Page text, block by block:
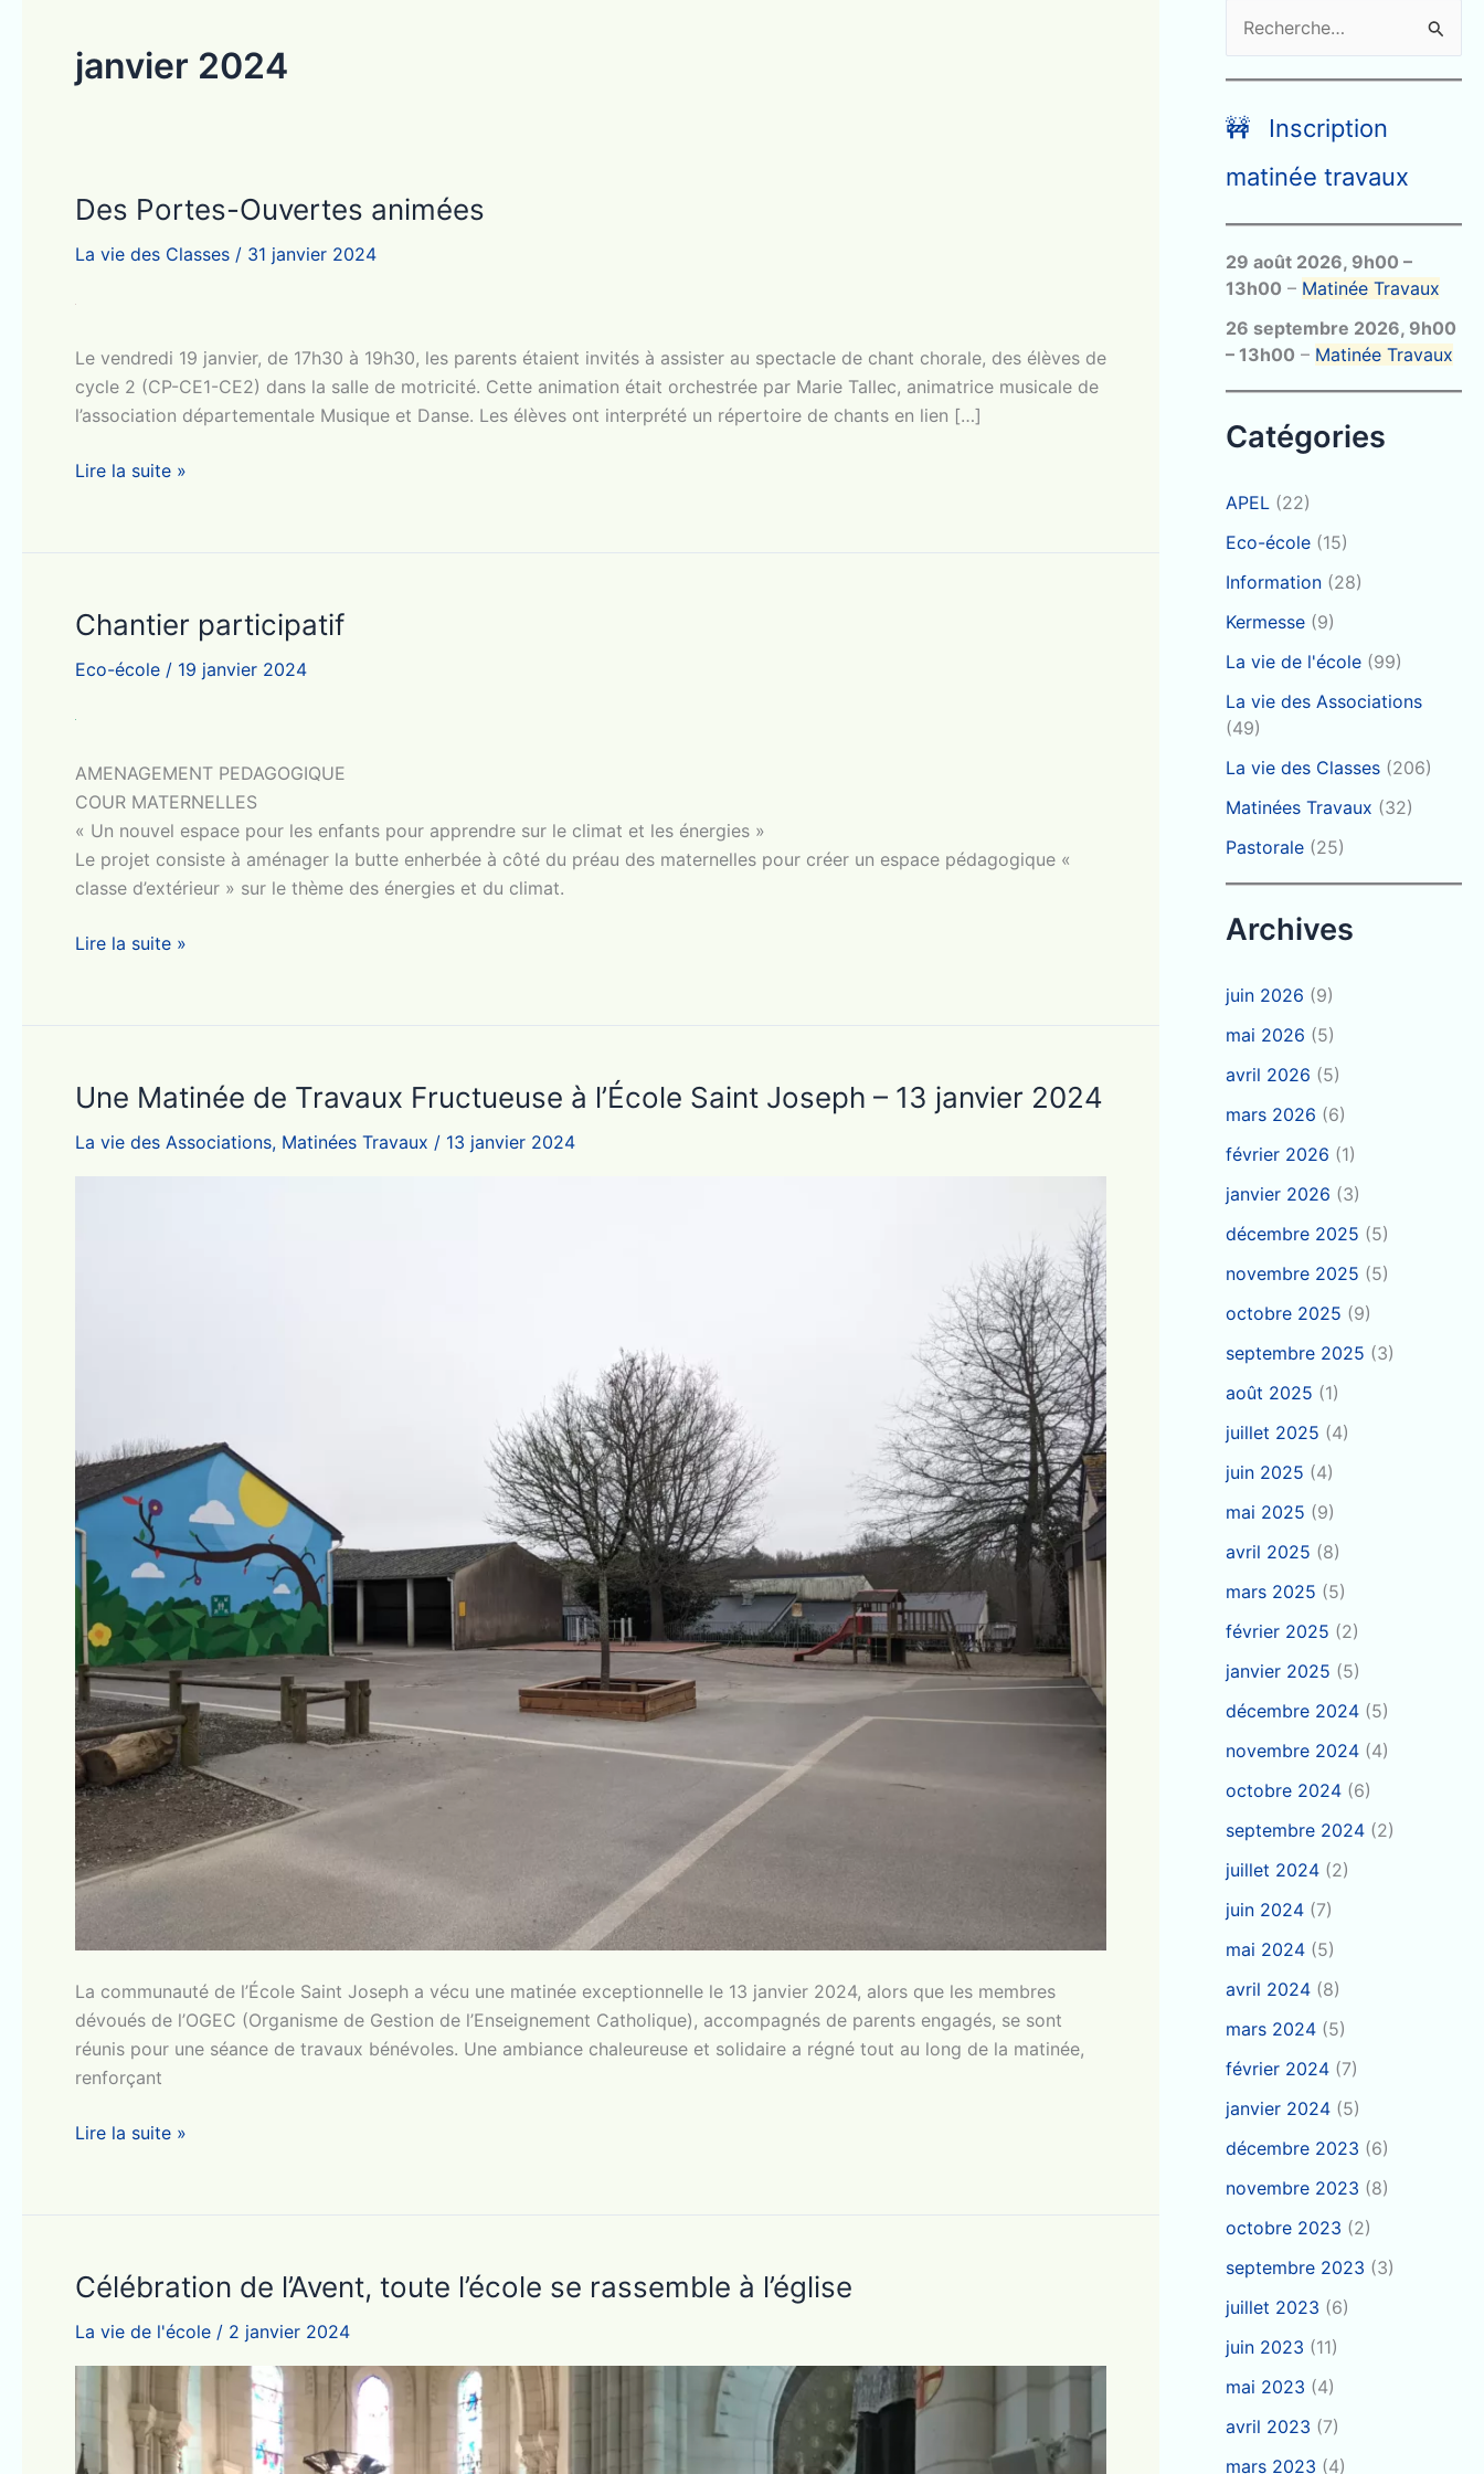
janvier 2024
Des Portes-Ouvertes animées
La vie des Classes / 31 janvier 2024
Le vendredi 19 janvier, de 17h30 à 19h30, les parents étaient invités à assister au spectacle de chant chorale, des élèves de
cycle 2 (CP-CE1-CE2) dans la salle de motricité. Cette animation était orchestrée par Marie Tallec, animatrice musicale de
l’association départementale Musique et Danse. Les élèves ont interprété un répertoire de chants en lien […]
Des
Lire la suite »
Chantier participatif
Eco-école / 19 janvier 2024
AMENAGEMENT PEDAGOGIQUE
COUR MATERNELLES
« Un nouvel espace pour les enfants pour apprendre sur le climat et les énergies »
Le projet consiste à aménager la butte enherbée à côté du préau des maternelles pour créer un espace pédagogique «
classe d’extérieur » sur le thème des énergies et du climat.
Chantier
Lire la suite »
Une Matinée de Travaux Fructueuse à l’École Saint Joseph – 13 janvier 2024
La vie des Associations, Matinées Travaux / 13 janvier 2024
La communauté de l’École Saint Joseph a vécu une matinée exceptionnelle le 13 janvier 2024, alors que les membres
dévoués de l’OGEC (Organisme de Gestion de l’Enseignement Catholique), accompagnés de parents engagés, se sont
réunis pour une séance de travaux bénévoles. Une ambiance chaleureuse et solidaire a régné tout au long de la matinée,
renforçant
Une
à
l’École
Saint
Joseph
janvier
Lire la suite »
Célébration de l’Avent, toute l’école se rassemble à l’église
La vie de l'école / 2 janvier 2024
e
c
h
r
c
h
e
r
🚧 Inscription
matinée travaux
29 août 2026, 9h00 –
13h00 – Matinée Travaux
26 septembre 2026, 9h00
– 13h00 – Matinée Travaux
Catégories
APEL (22)
Eco-école (15)
Information (28)
Kermesse (9)
La vie de l'école (99)
La vie des Associations
(49)
La vie des Classes (206)
Matinées Travaux (32)
Pastorale (25)
Archives
juin 2026 (9)
mai 2026 (5)
avril 2026 (5)
mars 2026 (6)
février 2026 (1)
janvier 2026 (3)
décembre 2025 (5)
novembre 2025 (5)
octobre 2025 (9)
septembre 2025 (3)
août 2025 (1)
juillet 2025 (4)
juin 2025 (4)
mai 2025 (9)
avril 2025 (8)
mars 2025 (5)
février 2025 (2)
janvier 2025 (5)
décembre 2024 (5)
novembre 2024 (4)
octobre 2024 (6)
septembre 2024 (2)
juillet 2024 (2)
juin 2024 (7)
mai 2024 (5)
avril 2024 (8)
mars 2024 (5)
février 2024 (7)
janvier 2024 (5)
décembre 2023 (6)
novembre 2023 (8)
octobre 2023 (2)
septembre 2023 (3)
juillet 2023 (6)
juin 2023 (11)
mai 2023 (4)
avril 2023 (7)
mars 2023 (4)